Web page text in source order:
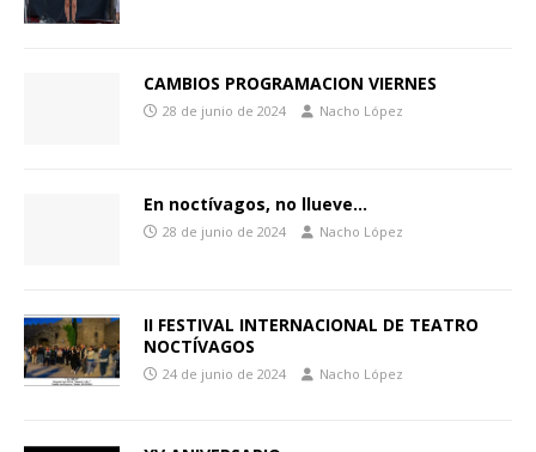
CAMBIOS PROGRAMACION VIERNES
28 de junio de 2024 Nacho López
En noctívagos, no llueve…
28 de junio de 2024 Nacho López
II FESTIVAL INTERNACIONAL DE TEATRO
NOCTÍVAGOS
24 de junio de 2024 Nacho López